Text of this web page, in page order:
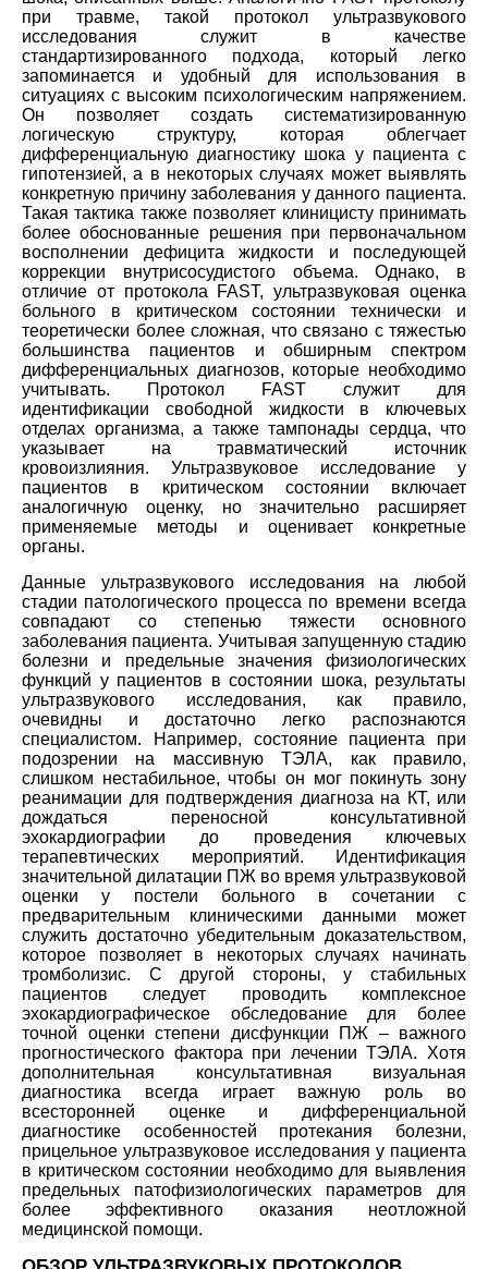
при травме, такой протокол ультразвукового
исследования служит в качестве
стандартизированного подхода, который легко
запоминается и удобный для использования в
ситуациях с высоким психологическим напряжением.
Он позволяет создать систематизированную
логическую структуру, которая облегчает
дифференциальную диагностику шока у пациента с
гипотензией, а в некоторых случаях может выявлять
конкретную причину заболевания у данного пациента.
Такая тактика также позволяет клиницисту принимать
более обоснованные решения при первоначальном
восполнении дефицита жидкости и последующей
коррекции внутрисосудистого объема. Однако, в
отличие от протокола FAST, ультразвуковая оценка
больного в критическом состоянии технически и
теоретически более сложная, что связано c тяжестью
большинства пациентов и обширным спектром
дифференциальных диагнозов, которые необходимо
учитывать. Протокол FAST служит для
идентификации свободной жидкости в ключевых
отделах организма, а также тампонады сердца, что
указывает на травматический источник
кровоизлияния. Ультразвуковое исследование у
пациентов в критическом состоянии включает
аналогичную оценку, но значительно расширяет
применяемые методы и оценивает конкретные
органы.
Данные ультразвукового исследования на любой
стадии патологического процесса по времени всегда
совпадают со степенью тяжести основного
заболевания пациента. Учитывая запущенную стадию
болезни и предельные значения физиологических
функций у пациентов в состоянии шока, результаты
ультразвукового исследования, как правило,
очевидны и достаточно легко распознаются
специалистом. Например, состояние пациента при
подозрении на массивную ТЭЛА, как правило,
слишком нестабильное, чтобы он мог покинуть зону
реанимации для подтверждения диагноза на КТ, или
дождаться переносной консультативной
эхокардиографии до проведения ключевых
терапевтических мероприятий. Идентификация
значительной дилатации ПЖ во время ультразвуковой
оценки у постели больного в сочетании с
предварительным клиническими данными может
служить достаточно убедительным доказательством,
которое позволяет в некоторых случаях начинать
тромболизис. С другой стороны, у стабильных
пациентов следует проводить комплексное
эхокардиографическое обследование для более
точной оценки степени дисфункции ПЖ – важного
прогностического фактора при лечении ТЭЛА. Хотя
дополнительная консультативная визуальная
диагностика всегда играет важную роль во
всесторонней оценке и дифференциальной
диагностике особенностей протекания болезни,
прицельное ультразвуковое исследования у пациента
в критическом состоянии необходимо для выявления
предельных патофизиологических параметров для
более эффективного оказания неотложной
медицинской помощи.